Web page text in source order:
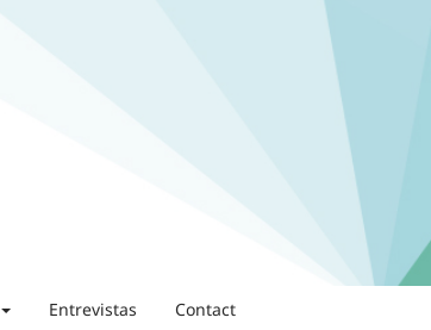
Entrevistas Contact